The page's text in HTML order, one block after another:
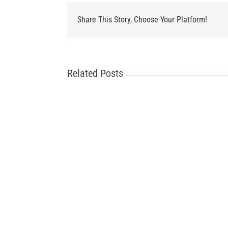
Share This Story, Choose Your Platform!
Related Posts